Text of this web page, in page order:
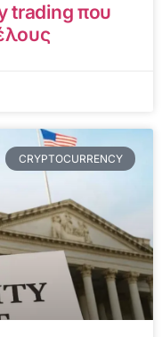
trading που
CRYPTOCURRENCY